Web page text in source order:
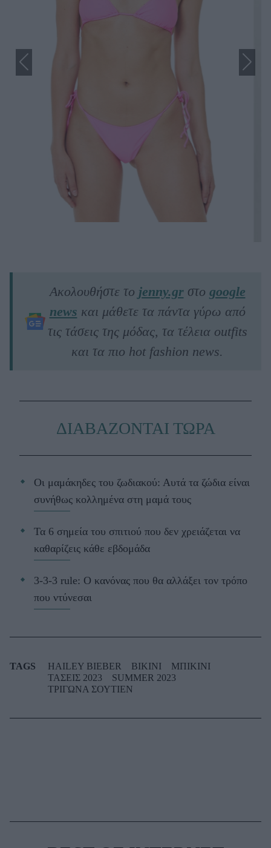
Ακολουθήστε το jenny.grστο google
news και μάθετε τα πάντα γύρω από
τις τάσεις της μόδας, τα τέλεια outfits
και τα πιο hot fashion news.
ΔΙΑΒΑΖΟΝΤΑΙ ΤΩΡΑ
Οι μαμάκηδες του ζωδιακού: Αυτά τα ζώδια είναι
συνήθως κολλημένα στη μαμά τους
Τα 6 σημεία του σπιτιού που δεν χρειάζεται να
καθαρίζεις κάθε εβδομάδα
3-3-3 rule: Ο κανόνας που θα αλλάξει τον τρόπο
που ντύνεσαι
TAGS HAILEY BIEBER BIKINI
ΜΠΙΚΙΝΙ
ΤΑΣΕΙΣ 2023
SUMMER 2023
ΤΡΙΓΩΝΑ ΣΟΥΤΙΕΝ